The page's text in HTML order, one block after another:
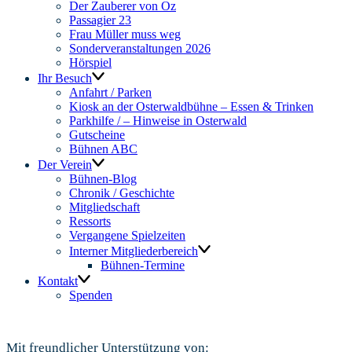
Der Zauberer von Oz
Passagier 23
Frau Müller muss weg
Sonderveranstaltungen 2026
Hörspiel
Ihr Besuch
Anfahrt / Parken
Kiosk an der Osterwaldbühne – Essen & Trinken
Parkhilfe / – Hinweise in Osterwald
Gutscheine
Bühnen ABC
Der Verein
Bühnen-Blog
Chronik / Geschichte
Mitgliedschaft
Ressorts
Vergangene Spielzeiten
Interner Mitgliederbereich
Bühnen-Termine
Kontakt
Spenden
Mit freundlicher Unterstützung von: